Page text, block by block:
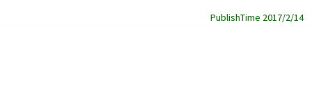
PublishTime 2017/2/14